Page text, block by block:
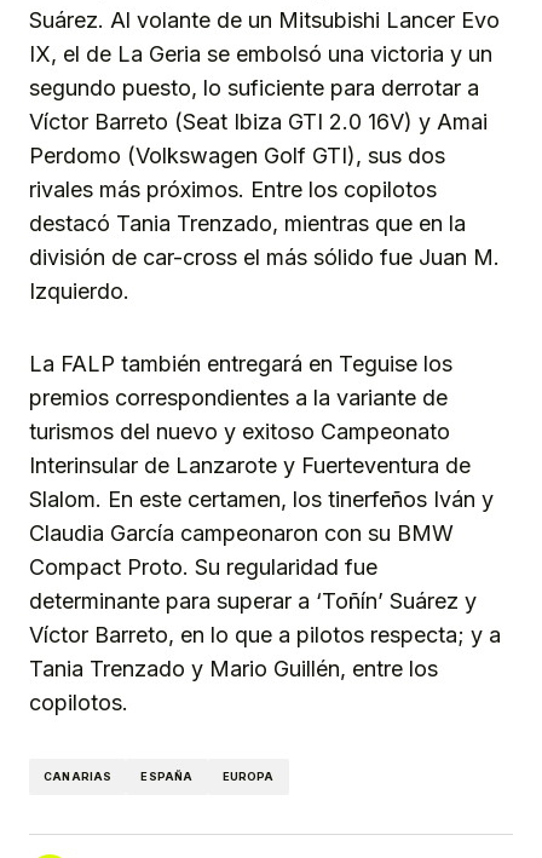
Suárez. Al volante de un Mitsubishi Lancer Evo
IX, el de La Geria se embolsó una victoria y un
segundo puesto, lo suficiente para derrotar a
Víctor Barreto (Seat Ibiza GTI 2.0 16V) y Amai
Perdomo (Volkswagen Golf GTI), sus dos
rivales más próximos. Entre los copilotos
destacó Tania Trenzado, mientras que en la
división de car-cross el más sólido fue Juan M.
Izquierdo.
La FALP también entregará en Teguise los
premios correspondientes a la variante de
turismos del nuevo y exitoso Campeonato
Interinsular de Lanzarote y Fuerteventura de
Slalom. En este certamen, los tinerfeños Iván y
Claudia García campeonaron con su BMW
Compact Proto. Su regularidad fue
determinante para superar a ‘Toñín’ Suárez y
Víctor Barreto, en lo que a pilotos respecta; y a
Tania Trenzado y Mario Guillén, entre los
copilotos.
CANARIAS ESPAÑA EUROPA